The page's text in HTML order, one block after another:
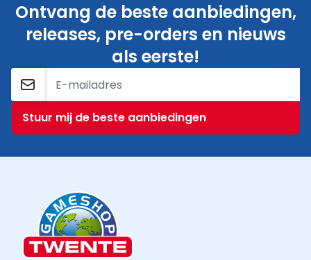
Ontvang de beste aanbiedingen,
releases, pre-orders en nieuws
als eerste!
E-mailadres
Stuur mij de beste aanbiedingen